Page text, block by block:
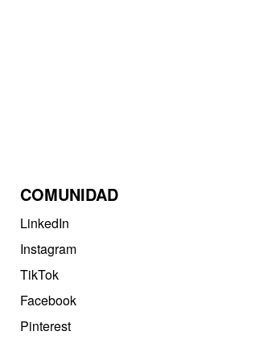
COMUNIDAD
LinkedIn
Instagram
TikTok
Facebook
Pinterest